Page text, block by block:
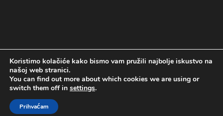
© 2023 ISKRA-CES All Rights Reserved By
Koristimo kolačiće kako bismo vam pružili najbolje iskustvo na
našoj web stranici.
You can find out more about which cookies we are using or
switch them off in settings.
Prihvaćam